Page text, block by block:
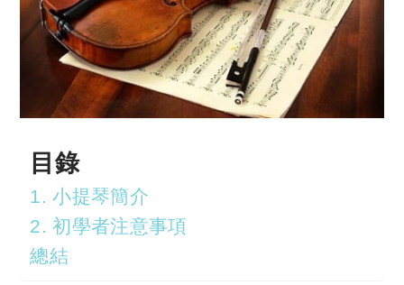
目錄
1. 小提琴簡介
2. 初學者注意事項
總結